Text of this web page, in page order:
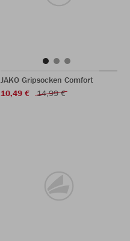
JAKO Gripsocken Comfort
10,49 €
14,99 €